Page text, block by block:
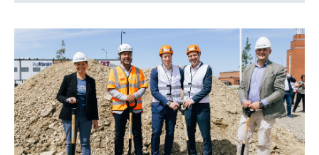
Ny anläggning banar väg för Caldics tillväxt i Norden